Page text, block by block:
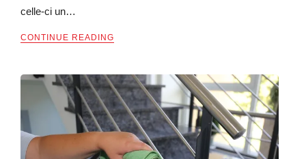
celle-ci un…
CONTINUE READING